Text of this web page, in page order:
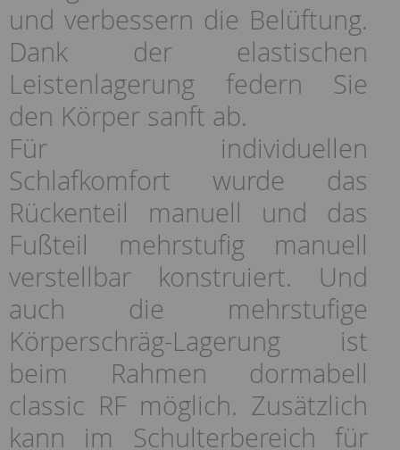
und verbessern die Belüftung.
Dank der elastischen
Leistenlagerung federn Sie
den Körper sanft ab.
Für individuellen
Schlafkomfort wurde das
Rückenteil manuell und das
Fußteil mehrstufig manuell
verstellbar konstruiert. Und
auch die mehrstufige
Körperschräg-Lagerung ist
beim Rahmen dormabell
classic RF möglich. Zusätzlich
kann im Schulterbereich für